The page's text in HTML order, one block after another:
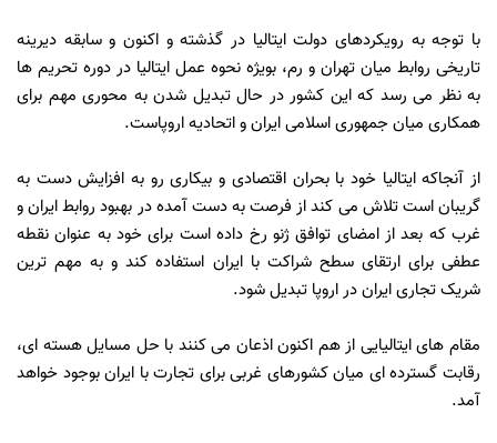
با توجه به رویکردهای دولت ایتالیا در گذشته و اکنون و سابقه دیرینه
تاریخی روابط میان تهران و رم، بویژه نحوه عمل ایتالیا در دوره تحریم ها
به نظر می رسد که این کشور در حال تبدیل شدن به محوری مهم برای
همکاری میان جمهوری اسلامی ایران و اتحادیه اروپاست.
از آنجاکه ایتالیا خود با بحران اقتصادی و بیکاری رو به افزایش دست به
گریبان است تلاش می کند از فرصت به دست آمده در بهبود روابط ایران و
غرب که بعد از امضای توافق ژنو رخ داده است برای خود به عنوان نقطه
عطفی برای ارتقای سطح شراکت با ایران استفاده کند و به مهم ترین
شریک تجاری ایران در اروپا تبدیل شود.
مقام های ایتالیایی از هم اکنون اذعان می کنند با حل مسایل هسته ای،
رقابت گسترده ای میان کشورهای غربی برای تجارت با ایران بوجود خواهد
آمد.